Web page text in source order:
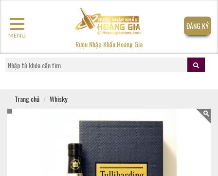
MENU
Rượu Nhập Khẩu Hoàng Gia
ĐĂNG KÝ
Trang chủ Whisky